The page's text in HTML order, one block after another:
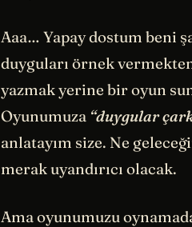
Aaa… Yapay dostum beni
duyguları örnek
yazmak yerine bir oyun
Oyunumuza “duygular
anlatayım size. Ne
merak uyandırıcı olacak.
Ama oyunumuzu